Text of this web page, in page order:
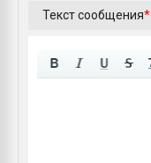
Текст сообщения*